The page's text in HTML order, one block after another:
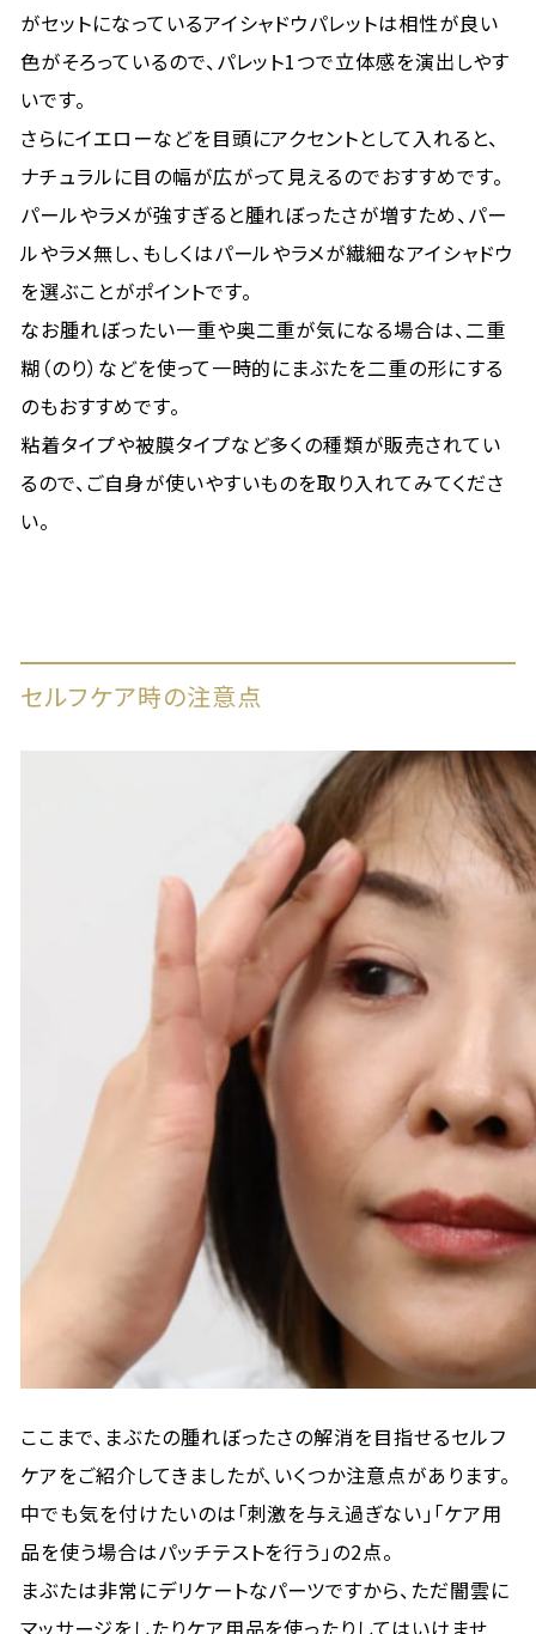
がセットになっているアイシャドウパレットは相性が良い
色がそろっているので、パレット1つで立体感を演出しやす
いです。
さらにイエローなどを目頭にアクセントとして入れると、
ナチュラルに目の幅が広がって見えるのでおすすめです。
パールやラメが強すぎると腫れぼったさが増すため、パー
ルやラメ無し、もしくはパールやラメが繊細なアイシャドウ
を選ぶことがポイントです。
なお腫れぼったい一重や奥二重が気になる場合は、二重
糊（のり）などを使って一時的にまぶたを二重の形にする
のもおすすめです。
粘着タイプや被膜タイプなど多くの種類が販売されてい
るので、ご自身が使いやすいものを取り入れてみてくださ
い。
セルフケア時の注意点
ここまで、まぶたの腫れぼったさの解消を目指せるセルフ
ケアをご紹介してきましたが、いくつか注意点があります。
中でも気を付けたいのは「刺激を与え過ぎない」「ケア用
品を使う場合はパッチテストを行う」の2点。
まぶたは非常にデリケートなパーツですから、ただ闇雲に
マッサージをしたりケア用品を使ったりしてはいけませ